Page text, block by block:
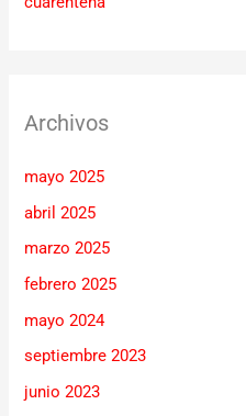
Archivos
mayo 2025
abril 2025
marzo 2025
febrero 2025
mayo 2024
septiembre 2023
junio 2023